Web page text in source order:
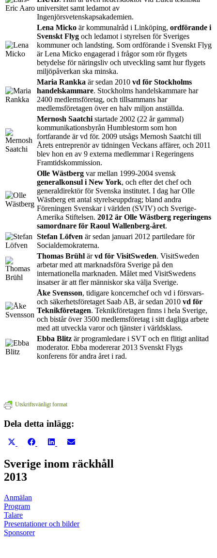
universitet samt ledamot av
Ingenjörsvetenskapsakademien.
Lena Micko är kommunalråd i Linköping, ordförande i
Svenskt Flyg och ledamot i styrelsen för Sveriges
kommuner och landsting. Som ordförande i Svenskt Flyg
är Lena Micko engagerad i frågor som rör flygets
betydelse för näringsliv och utveckling samt hur flygets
miljöpåverkan ska minska.
Maria Rankka är sedan 2010 vd för Stockholms
handelskammare. Stockholms handelskammare har
2400 medlemsföretag, och tillsammans har
medlemsföretagen över en halv miljon anställda.
Mernosh Saatchi startade 2002 (22 år gammal)
kommunikationsbyrån Humblestorm som hon
fortfarande är vd för. 2009 utsågs Mernosh Saatchi till
Årets entreprenör av tidningen Veckans affärer, och 2011
blev hon en av 9 externa medlemmar i Regeringens
Framtidskommission.
Olle Wästberg var mellan 1999-2004 svensk
generalkonsul i New York, och efter det chef och
generaldirektör för Svenska institutet. I dag har Olle
Wästberg ett antal styrelseuppdrag; bland andra
Föreningen Svenskar i världen (SVIV) och Sverige-
Amerika Stiftelsen. 2012 är Olle Wästberg regeringens
samordnare för Raoul Wallenberg-året.
Stefan Löfven är sedan januari 2012 partiledare för
Socialdemokraterna.
Thomas Brühl ärvd för VisitSweden. VisitSweden
arbetar med att marknadsföra Sverige på den
internationella marknaden. Målet med VisitSwedens
insatser är att fler människor ska välja Sverige.
Åke Svensson, tidigare koncernchef och vd i försvars-
och säkerhetsföretaget Saab AB, är sedan 2010 vd för
Teknikföretagen. Teknikföretagen finns i hela Sverige,
och bistår över 3500 medlemsföretag i sitt dagliga arbete
med att utveckla varor och tjänster i världsklass.
Ebba Blitz är programledare i SVT och en flitigt anlitad
moderator. Ebba modererar 2013 Svenskt Flygs
konferens för andra året i rad.
Utskriftsvänligt format
Dela detta inlägg:
Dela
(Twitter)
Dela
Facebook
Dela
LinkedIn
Dela
E-
post
Sverige inom räckhåll
2013
Anmälan
Program
Talare
Presentationer och bilder
Sponsorer